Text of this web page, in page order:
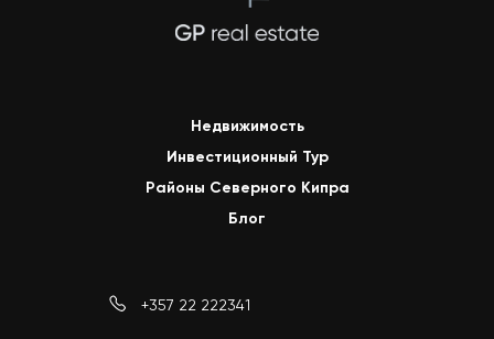
Недвижимость
Инвестиционный Тур
Районы Северного Кипра
Блог
+357 22 222341